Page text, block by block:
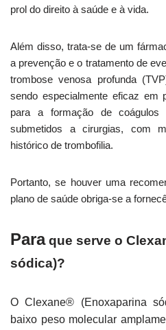
prol do direito à saúde e à vida.
Além disso, trata-se de um
a prevenção e o tratamento de
trombose venosa profunda
sendo especialmente eficaz em
para a formação de coágulos
submetidos a cirurgias, com
histórico de trombofilia.
Portanto, se houver uma
plano de saúde obriga-se a
Paraque serve o
sódica)?
O Clexane® (Enoxaparina
baixo peso molecular